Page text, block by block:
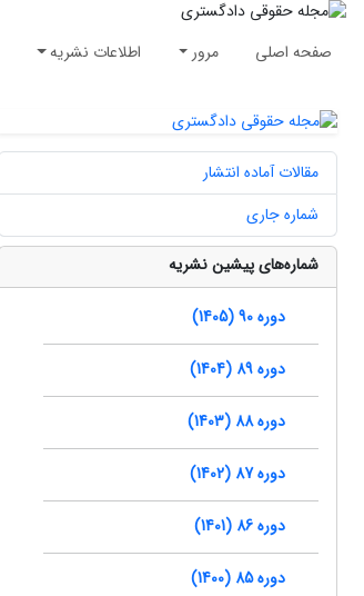
صفحه اصلی مرور اطلاعات نشریه
مقالات آماده انتشار
شماره جاری
شماره‌های پیشین نشریه
دوره 90 (1405)
دوره 89 (1404)
دوره 88 (1403)
دوره 87 (1402)
دوره 86 (1401)
دوره 85 (1400)